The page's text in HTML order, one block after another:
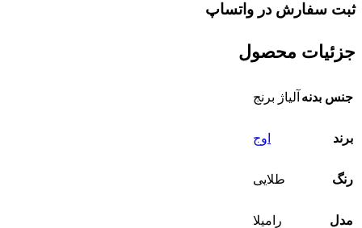
ثبت سفارش در واتساپ
جزئیات محصول
جنس بدنه آلیاژ برنج
برند اوج
رنگ طلایی
مدل رامیلا